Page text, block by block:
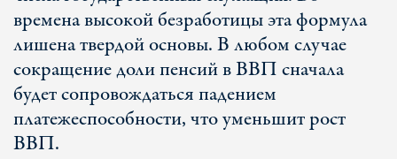
времена высокой безработицы эта формула
лишена твердой основы. В любом случае
сокращение доли пенсий в ВВП сначала
будет сопровождаться падением
платежеспособности, что уменьшит рост
ВВП.